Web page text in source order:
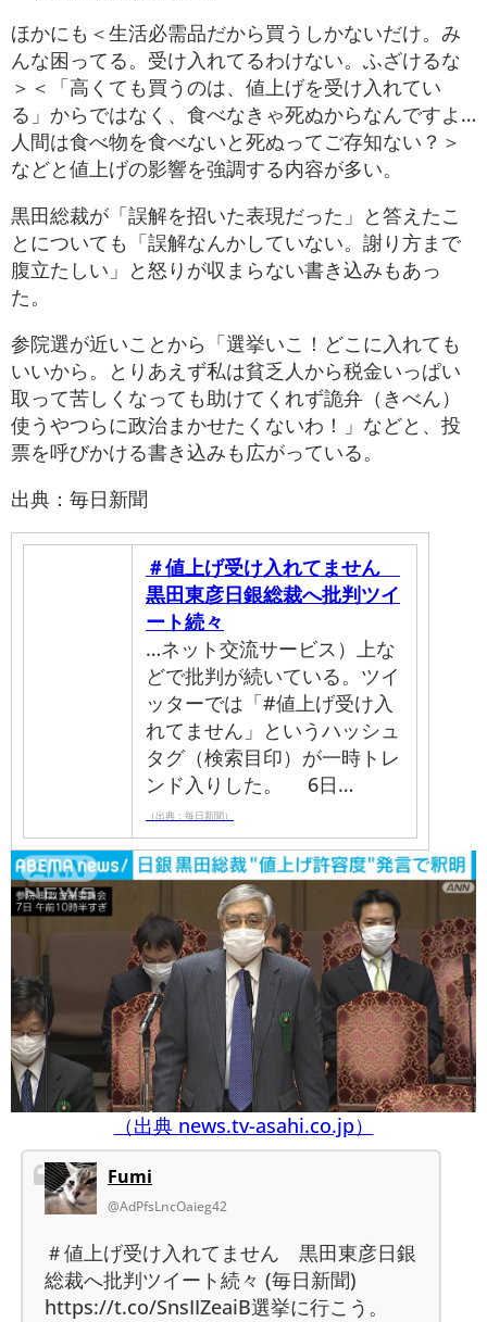
ほかにも＜生活必需品だから買うしかないだけ。み
んな困ってる。受け入れてるわけない。ふざけるな
＞＜「高くても買うのは、値上げを受け入れてい
る」からではなく、食べなきゃ死ぬからなんですよ…
人間は食べ物を食べないと死ぬってご存知ない？＞
などと値上げの影響を強調する内容が多い。
黒田総裁が「誤解を招いた表現だった」と答えたこ
とについても「誤解なんかしていない。謝り方まで
腹立たしい」と怒りが収まらない書き込みもあっ
た。
参院選が近いことから「選挙いこ！どこに入れても
いいから。とりあえず私は貧乏人から税金いっぱい
取って苦しくなっても助けてくれず詭弁（きべん）
使うやつらに政治まかせたくないわ！」などと、投
票を呼びかける書き込みも広がっている。
出典：毎日新聞
＃値上げ受け入れてません
黒田東彦日銀総裁へ批判ツイ
ート続々
…ネット交流サービス）上な
どで批判が続いている。ツイ
ッターでは「#値上げ受け入
れてません」というハッシュ
タグ（検索目印）が一時トレ
ンド入りした。 6日…
（出典：毎日新聞）
（出典 news.tv-asahi.co.jp）
Fumi
@AdPfsLncOaieg42
＃値上げ受け入れてません 黒田東彦日銀
総裁へ批判ツイート続々 (毎日新聞)
https://t.co/SnsIIZeaiB選挙に行こう。